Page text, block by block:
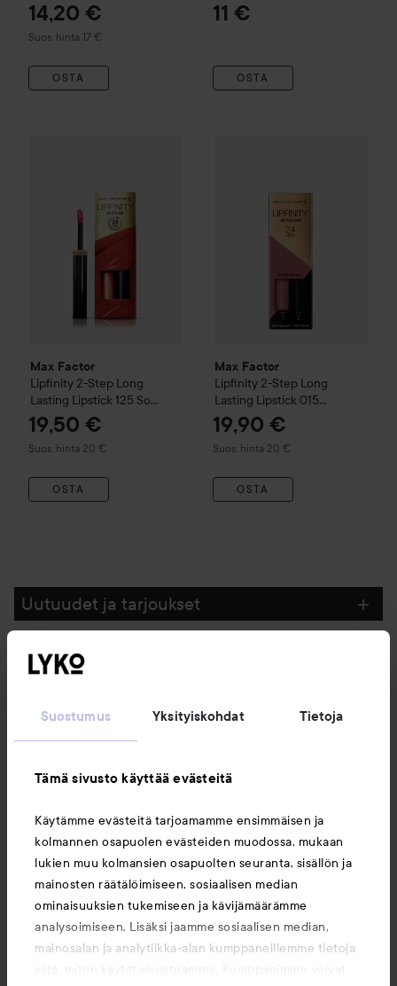
Suostumus Yksityiskohdat Tietoja
Tämä sivusto käyttää evästeitä
Käytämme evästeitä tarjoamamme ensimmäisen ja
kolmannen osapuolen evästeiden muodossa, mukaan
lukien muu kolmansien osapuolten seuranta, sisällön ja
mainosten räätälöimiseen, sosiaalisen median
ominaisuuksien tukemiseen ja kävijämäärämme
analysoimiseen. Lisäksi jaamme sosiaalisen median,
mainosalan ja analytiikka-alan kumppaneillemme tietoja
14,20 €
Suos. hinta 17 €
Suositeltu hinta 17 €
OSTA
11 €
OSTA
Max Factor
Lipfinity 2-Step Long
Lasting Lipstick 125 So
Glamorous
19,50 €
Suos. hinta 20 €
Suositeltu hinta 20 €
OSTA
Max Factor
Lipfinity 2-Step Long
Lasting Lipstick 015
Ethereal
19,90 €
Suos. hinta 20 €
Suositeltu hinta 20 €
OSTA
Uutuudet ja tarjoukset
Seuraa meitä
Saattaisit myös tykätä